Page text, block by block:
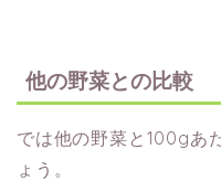
他の野菜との比較
では他の野菜と100gあ
ょう。